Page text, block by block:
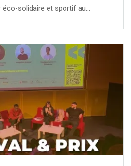
éco-solidaire et sportif au…